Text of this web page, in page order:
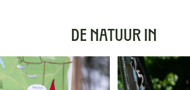
DE NATUUR IN